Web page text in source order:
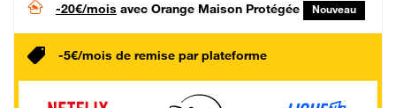
-20€/mois avec Orange Maison Protégée Nouveau
-5€/mois de remise par plateforme